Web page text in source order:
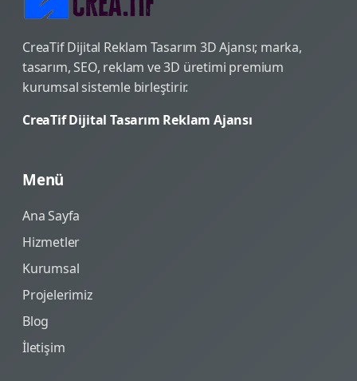
CreaTif Dijital Reklam Tasarım 3D Ajansı; marka,
tasarım, SEO, reklam ve 3D üretimi premium
kurumsal sistemle birleştirir.
CreaTif Dijital Tasarım Reklam Ajansı
Menü
Ana Sayfa
Hizmetler
Kurumsal
Projelerimiz
Blog
İletişim